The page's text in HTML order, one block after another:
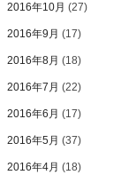
2016年10月 (27)
2016年9月 (17)
2016年8月 (18)
2016年7月 (22)
2016年6月 (17)
2016年5月 (37)
2016年4月 (18)